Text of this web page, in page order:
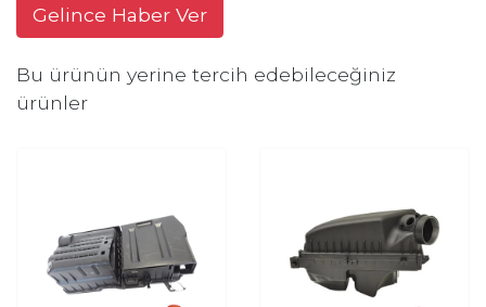
Gelince Haber Ver
Bu ürünün yerine tercih edebileceğiniz
ürünler